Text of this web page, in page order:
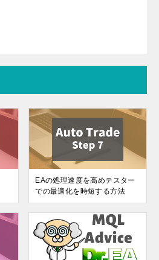
EAの処理速度を高めテスター
での最適化を時短する方法